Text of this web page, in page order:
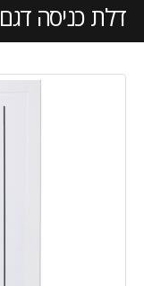
דלת כניסה דגם LINES שחור